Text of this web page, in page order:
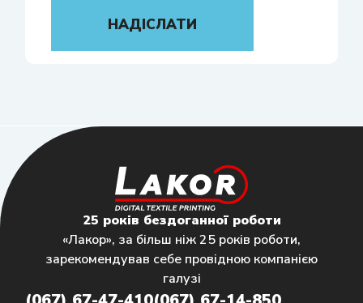
НАДІСЛАТИ
25 років бездоганної роботи
«Лакор», за більш ніж 25 років роботи,
зарекомендував себе провідною компанією
галузі